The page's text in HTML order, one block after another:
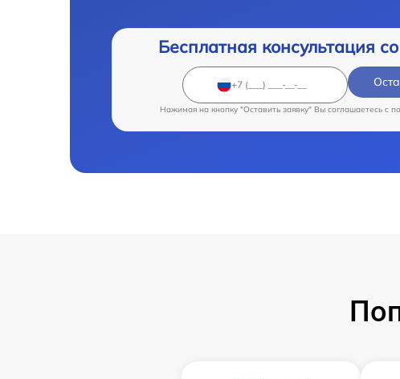
Бесплатная консультация
Нажимая на кнопку "Оставить заявку" Вы соглашаетесь c